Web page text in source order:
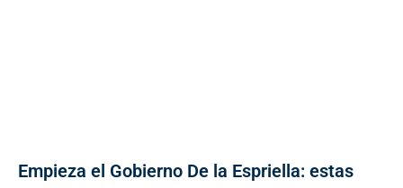
Empieza el Gobierno De la Espriella: estas